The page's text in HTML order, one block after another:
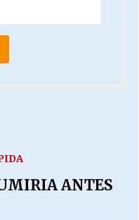
ANTES